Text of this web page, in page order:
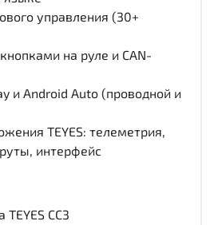
управления (30+
на руле и CAN-
и Android Auto (проводной и
TEYES: телеметрия,
интерфейс
CC3